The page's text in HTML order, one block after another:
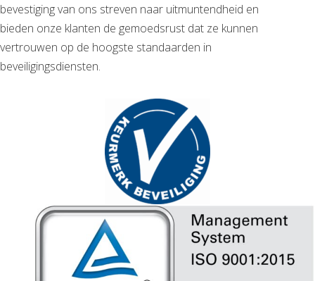
bevestiging van ons streven naar uitmuntendheid en
bieden onze klanten de gemoedsrust dat ze kunnen
vertrouwen op de hoogste standaarden in
beveiligingsdiensten.